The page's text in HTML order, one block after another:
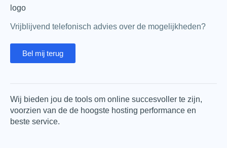
Vrijblijvend telefonisch advies over de mogelijkheden?
Bel mij terug
Wij bieden jou de tools om online succesvoller te zijn,
voorzien van de de hoogste hosting performance en
beste service.